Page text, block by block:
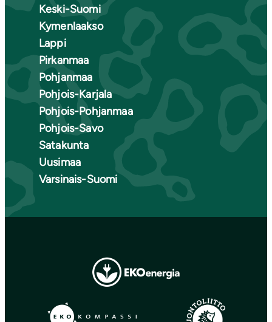
Keski-Suomi
Kymenlaakso
Lappi
Pirkanmaa
Pohjanmaa
Pohjois-Karjala
Pohjois-Pohjanmaa
Pohjois-Savo
Satakunta
Uusimaa
Varsinais-Suomi